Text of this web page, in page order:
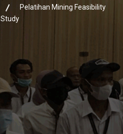
Pelatihan Mining Feasibility
Study